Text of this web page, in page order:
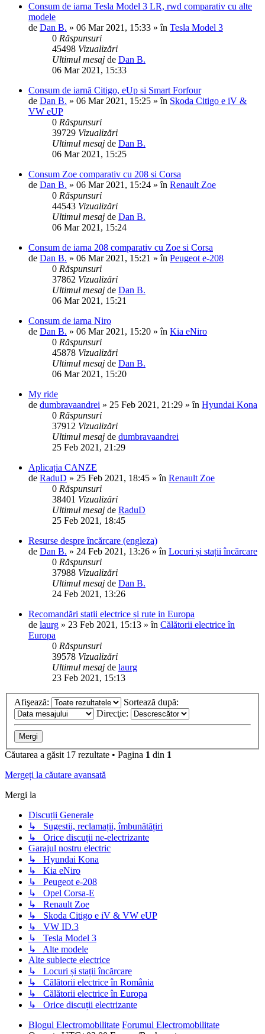
Consum de iarna Tesla Model 3 LR, rwd comparativ cu alte
modele
de Dan B. » 06 Mar 2021, 15:33 » în Tesla Model 3
0 Răspunsuri
45498 Vizualizări
Ultimul mesaj de Dan B.
06 Mar 2021, 15:33
Consum de iarnă Citigo, eUp si Smart Forfour
de Dan B. » 06 Mar 2021, 15:25 » în Skoda Citigo e iV &
VW eUP
0 Răspunsuri
39729 Vizualizări
Ultimul mesaj de Dan B.
06 Mar 2021, 15:25
Consum Zoe comparativ cu 208 si Corsa
de Dan B. » 06 Mar 2021, 15:24 » în Renault Zoe
0 Răspunsuri
44543 Vizualizări
Ultimul mesaj de Dan B.
06 Mar 2021, 15:24
Consum de iarna 208 comparativ cu Zoe si Corsa
de Dan B. » 06 Mar 2021, 15:21 » în Peugeot e-208
0 Răspunsuri
37862 Vizualizări
Ultimul mesaj de Dan B.
06 Mar 2021, 15:21
Consum de iarna Niro
de Dan B. » 06 Mar 2021, 15:20 » în Kia eNiro
0 Răspunsuri
45878 Vizualizări
Ultimul mesaj de Dan B.
06 Mar 2021, 15:20
My ride
de dumbravaandrei » 25 Feb 2021, 21:29 » în Hyundai Kona
0 Răspunsuri
37912 Vizualizări
Ultimul mesaj de dumbravaandrei
25 Feb 2021, 21:29
Aplicația CANZE
de RaduD » 25 Feb 2021, 18:45 » în Renault Zoe
0 Răspunsuri
38401 Vizualizări
Ultimul mesaj de RaduD
25 Feb 2021, 18:45
Resurse despre încărcare (engleza)
de Dan B. » 24 Feb 2021, 13:26 » în Locuri și stații încărcare
0 Răspunsuri
37988 Vizualizări
Ultimul mesaj de Dan B.
24 Feb 2021, 13:26
Recomandări stații electrice și rute in Europa
de laurg » 23 Feb 2021, 15:13 » în Călătorii electrice în
Europa
0 Răspunsuri
39578 Vizualizări
Ultimul mesaj de laurg
23 Feb 2021, 15:13
Afişează:
Sortează după:
Direcţie:
Căutarea a găsit 17 rezultate • Pagina 1 din 1
Mergeți la căutare avansată
Mergi la
Discuții Generale
↳ Sugestii, reclamații, îmbunătățiri
↳ Orice discuții ne-electrizante
Garajul nostru electric
↳ Hyundai Kona
↳ Kia eNiro
↳ Peugeot e-208
↳ Opel Corsa-E
↳ Renault Zoe
↳ Skoda Citigo e iV & VW eUP
↳ VW ID.3
↳ Tesla Model 3
↳ Alte modele
Alte subiecte electrice
↳ Locuri și stații încărcare
↳ Călătorii electrice în România
↳ Călătorii electrice în Europa
↳ Orice discuții electrizante
Blogul Electromobilitate Forumul Electromobilitate